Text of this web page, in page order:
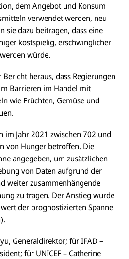
dem Angebot und Konsum
verwendet werden, neu
sie dazu beitragen, dass eine
kostspielig, erschwinglicher
würde.
heraus, dass Regierungen
Barrieren im Handel mit
wie Früchten, Gemüse und
im Jahr 2021 zwischen 702 und
von Hunger betroffen. Die
angegeben, um zusätzlichen
von Daten aufgrund der
weiter zusammenhängende
zu tragen. Der Anstieg wurde
der prognostizierten Spanne
Generaldirektor; für IFAD –
für UNICEF – Catherine